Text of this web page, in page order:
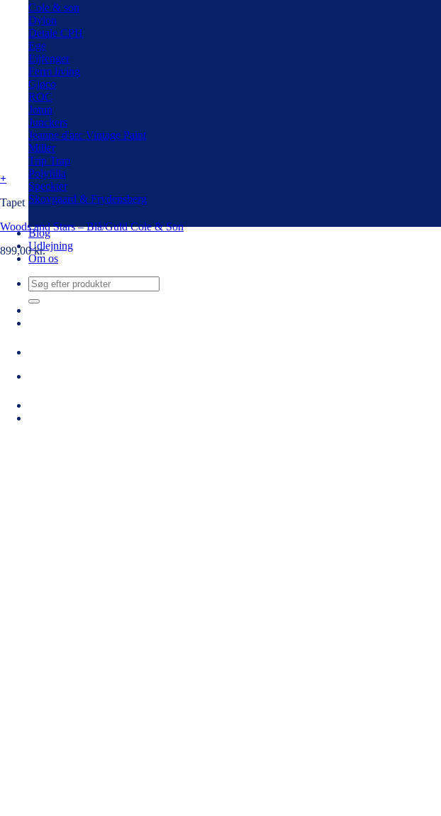
Cole & son
Dylon
Detale CPH
Ege
Eijfenger
Ferm living
Gjøco
ROC
Jotun
Junckers
Jeanne d'arc Vintage Paint
Miller
Trip Trap
Polyfilla
Speckter
Skovgaard & Frydensberg
Blog
Udlejning
Om os
Søg
efter:
+
Tapet
Woods and Stars – Blå/Guld Cole & Son
899,00kr.